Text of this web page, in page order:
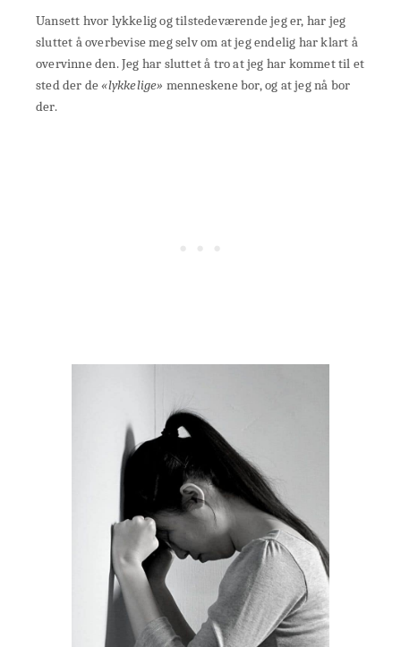
Uansett hvor lykkelig og tilstedeværende jeg er, har jeg
sluttet å overbevise meg selv om at jeg endelig har klart å
overvinne den. Jeg har sluttet å tro at jeg har kommet til et
sted der de«lykkelige» menneskene bor, og at jeg nå bor
der.